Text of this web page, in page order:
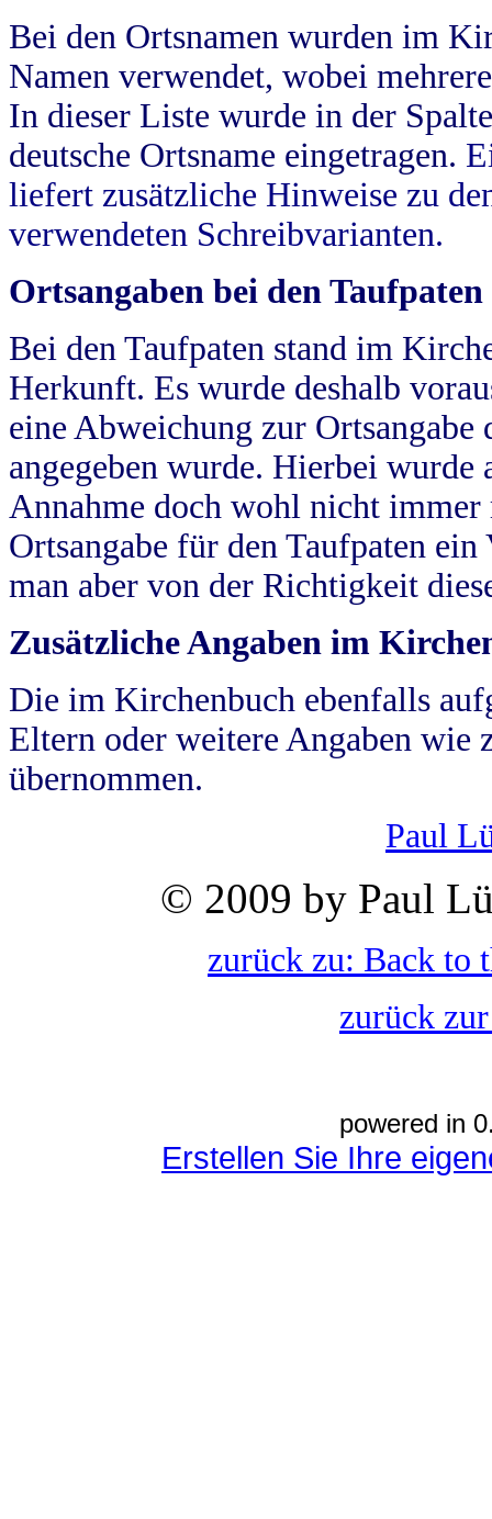
Bei den Ortsnamen wurden im
Namen verwendet, wobei
In dieser Liste wurde in der
deutsche Ortsname eingetragen.
liefert zusätzliche Hinweise zu
verwendeten Schreibvarianten.
Ortsangaben bei den Taufpaten
Bei den Taufpaten stand im
Herkunft. Es wurde deshalb
eine Abweichung zur
angegeben wurde. Hierbei wurde
Annahme doch wohl nicht
Ortsangabe für den Taufpaten
man aber von der Richtigkeit
Zusätzliche Angaben im
Die im Kirchenbuch ebenfalls
Eltern oder weitere Angaben wie
übernommen.
Paul
© 2009 by Paul
zurück zu: Back to
zurück
powered in
Erstellen Sie Ihre